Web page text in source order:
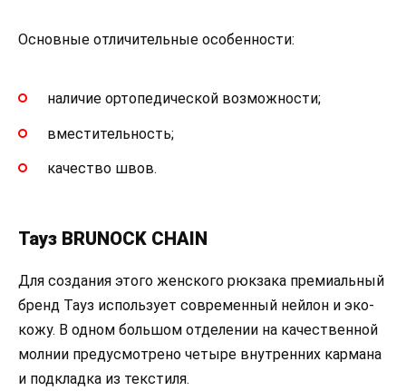
Основные отличительные особенности:
наличие ортопедической возможности;
вместительность;
качество швов.
Тауз BRUNOCK CHAIN
Для создания этого женского рюкзака премиальный
бренд Тауз использует современный нейлон и эко-
кожу. В одном большом отделении на качественной
молнии предусмотрено четыре внутренних кармана
и подкладка из текстиля.